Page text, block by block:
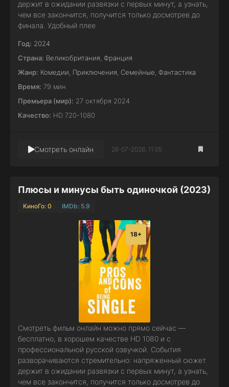
держит в ожидании развязки с первых минут, а узнать,
чем все закончится, получится только досмотрев до
финала. Удобный плее
Год: 2024
Страна: Великобритания Франция
Жанр: Комедии Приключения Семейные Фантастика
Время: 79 мин
Премьера (мир): 27 октября 2024
Качество: HD 720-1080
Смотреть онлайн 26-07-2026, 11:05
Плюсы и минусы быть одиночкой (2023)
КиноГо: 0 IMDb: 5.9
18+
Смотреть фильм онлайн можно прямо сейчас —
бесплатно, в хорошем качестве HD 1080 и с
профессиональной русской озвучкой. События
разворачиваются стремительно: напряженный сюжет
держит в ожидании развязки с первых минут, а узнать,
чем все закончится, получится только досмотрев до